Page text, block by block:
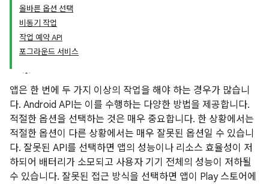
올바른 옵션 선택
비동기 작업
작업 예약 API
포그라운드 서비스
앱은 한 번에 두 가지 이상의 작업을 해야 하는 경우가 많습니
다. Android API는 이를 수행하는 다양한 방법을 제공합니다.
적절한 옵션을 선택하는 것은 매우 중요합니다. 한 상황에서는
적절한 옵션이 다른 상황에서는 매우 잘못된 옵션일 수 있습니
다. 잘못된 API를 선택하면 앱의 성능이나 리소스 효율성이 저
하되어 배터리가 소모되고 사용자 기기 전체의 성능이 저하될
수 있습니다. 잘못된 접근 방식을 선택하면 앱이 Play 스토어에